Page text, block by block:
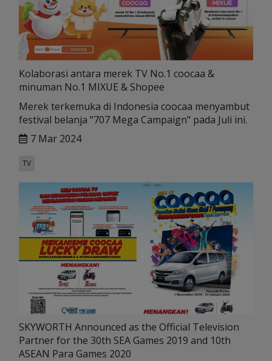
Kolaborasi antara merek TV No.1 coocaa &
minuman No.1 MIXUE & Shopee
Merek terkemuka di Indonesia coocaa menyambut
festival belanja "707 Mega Campaign" pada Juli ini.
7 Mar 2024
TV
SKYWORTH Announced as the Official Television
Partner for the 30th SEA Games 2019 and 10th
ASEAN Para Games 2020